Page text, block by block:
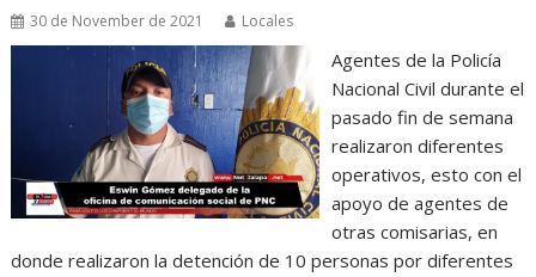
30 de November de 2021 Locales
Agentes de la Policía
Nacional Civil durante el
pasado fin de semana
realizaron diferentes
operativos, esto con el
apoyo de agentes de
otras comisarias, en
donde realizaron la detención de 10 personas por diferentes